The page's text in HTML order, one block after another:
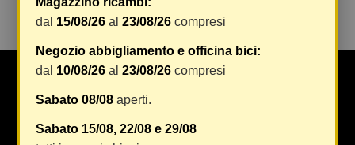
dal 15/08/26 al23/08/26 compresi
Negozio abbigliamento e officina bici:
dal 10/08/26 al23/08/26 compresi
Sabato 08/08 aperti.
Sabato 15/08, 22/08 e 29/08
accessori auto, moto, ciclo e abbigliamento specifico
e tecnico in tutta Firenze e provincia